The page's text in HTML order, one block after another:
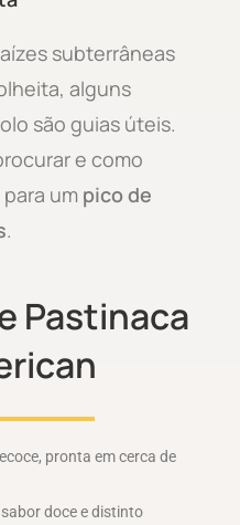
subterrâneas
alguns
são guias úteis.
e como
um pico de
.
Pastinaca
pronta em cerca de
doce e distinto